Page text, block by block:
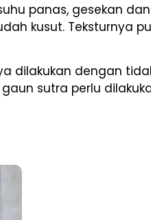
panas, gesekan
kusut. Teksturnya
dilakukan dengan
sutra perlu